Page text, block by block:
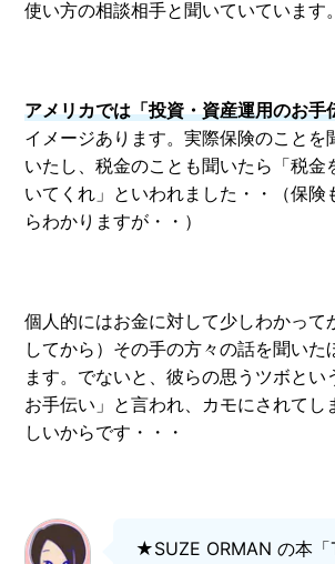
使い方の相談相手と聞いていています。
アメリカでは「投資・資産運用のお手
イメージあります。実際保険のことを
いたし、税金のことも聞いたら「税金
いてくれ」といわれました・・（保険
らわかりますが・・）
個人的にはお金に対して少しわかって
してから）その手の方々の話を聞いた
ます。でないと、彼らの思うツボとい
お手伝い」と言われ、カモにされてし
しいからです・・・
★SUZE ORMAN の本